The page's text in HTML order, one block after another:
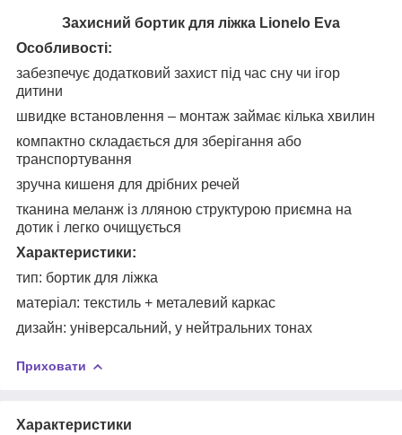
Захисний бортик для ліжка Lionelo Eva
Особливості:
забезпечує додатковий захист під час сну чи ігор
дитини
швидке встановлення – монтаж займає кілька хвилин
компактно складається для зберігання або
транспортування
зручна кишеня для дрібних речей
тканина меланж із лляною структурою приємна на
дотик і легко очищується
Характеристики:
тип: бортик для ліжка
матеріал: текстиль + металевий каркас
дизайн: універсальний, у нейтральних тонах
Приховати
Характеристики